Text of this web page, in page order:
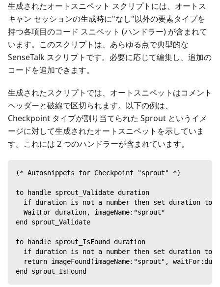
生成されたオートスニペット スクリプトには、オートス
キャン セッションの生成時に"なし"以外の要素タイプを
持つ各項目のコード スニペット (ハンドラー) が含まれて
います。このスクリプトは、あらゆる点で典型的な
SenseTalk スクリプトです。必要に応じて編集し、追加の
コードを追加できます。
生成されたスクリプトでは、オートスニペットはコメント
ヘッダーと破線で区切られます。以下の例は、
Checkpoint タイプが割り当てられた Sprout というイメ
ージに対して生成されたオートスニペットを示していま
す。これには 2 つのハンドラーが含まれています。
(* Autosnippets for Checkpoint "sprout" *)
to handle sprout_Validate duration
  if duration is not a number then set duration to 8
  WaitFor duration, imageName:"sprout"
end sprout_Validate
to handle sprout_IsFound duration
  if duration is not a number then set duration to 8
return imageFound(imageName:"sprout",
end sprout_IsFound